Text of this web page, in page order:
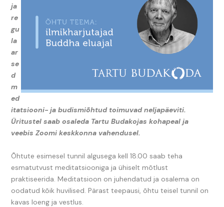
ja
re
gu
la
ar
se
d
m
ed
itatsiooni- ja budismiõhtud toimuvad neljapäeviti.
Üritustel saab osaleda Tartu Budakojas kohapeal ja
veebis Zoomi keskkonna vahendusel.
Õhtute esimesel tunnil algusega kell 18.00 saab teha
esmatutvust meditatsiooniga ja ühiselt mõtlust
praktiseerida. Meditatsioon on juhendatud ja osalema on
oodatud kõik huvilised. Pärast teepausi, õhtu teisel tunnil on
kavas loeng ja vestlus.